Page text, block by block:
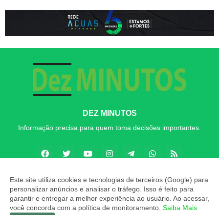
DEZ MINUTOS
Informação precisa para quem toma decisões importantes.
Copyright ©2026Dez MINUTOS
INÍCIO SOBRE CONTATO LGPD EXPEDIENTE
Este site utiliza cookies e tecnologias de terceiros (Google) para
personalizar anúncios e analisar o tráfego. Isso é feito para
garantir e entregar a melhor experiência ao usuário. Ao acessar,
você concorda com a política de monitoramento. Saiba Mais